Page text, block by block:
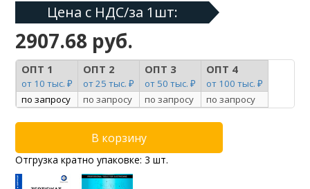
Цена с НДС/за 1шт:
2907.68 руб.
ОПТ 1
от 10 тыс. ₽
ОПТ 2
от 25 тыс. ₽
ОПТ 3
от 50 тыс. ₽
ОПТ 4
от 100 тыс. ₽
по запросу
по запросу по запросу по запросу
Отгрузка кратно упаковке: 3 шт.